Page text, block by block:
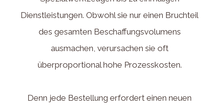
Dienstleistungen. Obwohl sie nur einen Bruchteil
des gesamten Beschaffungsvolumens
ausmachen, verursachen sie oft
überproportional hohe Prozesskosten.
Denn jede Bestellung erfordert einen neuen